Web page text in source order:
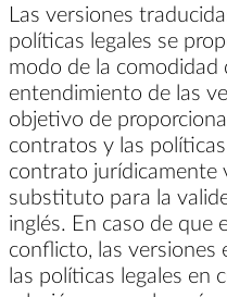
Las versiones
políticas legales se
modo de la
entendimiento de las
objetivo de
contratos y las
contrato jurídicamente
substituto para la
inglés. En caso de que
conflicto, las versiones
las políticas legales en